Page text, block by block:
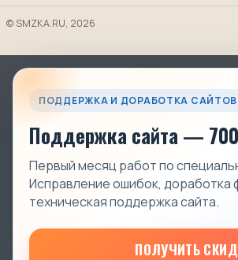
© SMZKA.RU, 2026
ПОДДЕРЖКА И ДОРАБОТКА САЙТОВ
Поддержка сайта —
Первый месяц работ по
Исправление ошибок, доработка
техническая поддержка сайта.
ПОЛУЧИТЬ